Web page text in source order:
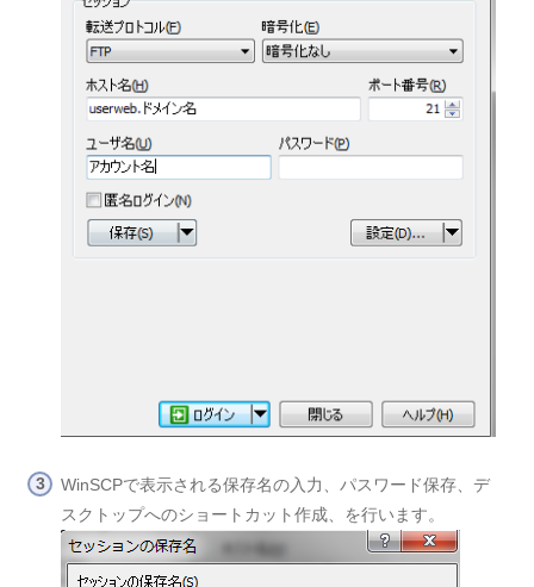
WinSCPで表示される保存名の入力、パスワード保存、デ
スクトップへのショートカット作成、を行います。